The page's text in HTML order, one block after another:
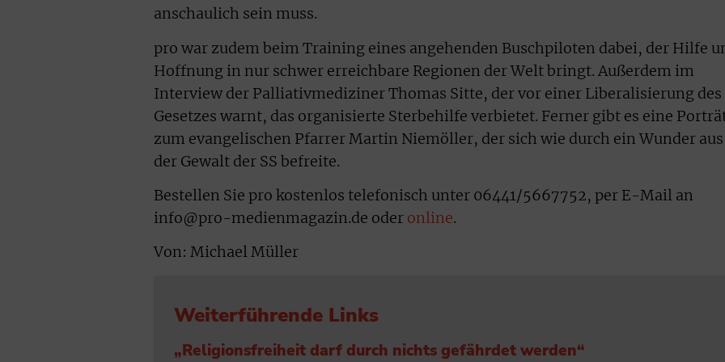
anschaulich sein muss.
pro war zudem beim Training eines angehenden Buschpiloten dabei, der Hilfe
Hoffnung in nur schwer erreichbare Regionen der Welt bringt. Außerdem im
Interview der Palliativmediziner Thomas Sitte, der vor einer Liberalisierung des
Gesetzes warnt, das organisierte Sterbehilfe verbietet. Ferner gibt es eine
zum evangelischen Pfarrer Martin Niemöller, der sich wie durch ein Wunder aus
der Gewalt der SS befreite.
Bestellen Sie pro kostenlos telefonisch unter 06441/5667752, per E-Mail an
info@pro-medienmagazin.de oder online.
Von: Michael Müller
Weiterführende Links
„Religionsfreiheit darf durch nichts gefährdet werden“